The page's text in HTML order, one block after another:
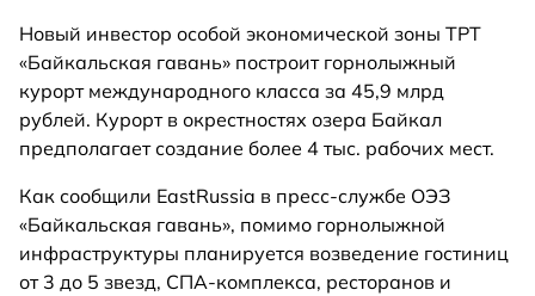
Новый инвестор особой экономической зоны ТРТ
«Байкальская гавань» построит горнолыжный
курорт международного класса за 45,9 млрд
рублей. Курорт в окрестностях озера Байкал
предполагает создание более 4 тыс. рабочих мест.
Как сообщили EastRussia в пресс-службе ОЭЗ
«Байкальская гавань», помимо горнолыжной
инфраструктуры планируется возведение гостиниц
от 3 до 5 звезд, СПА-комплекса, ресторанов и